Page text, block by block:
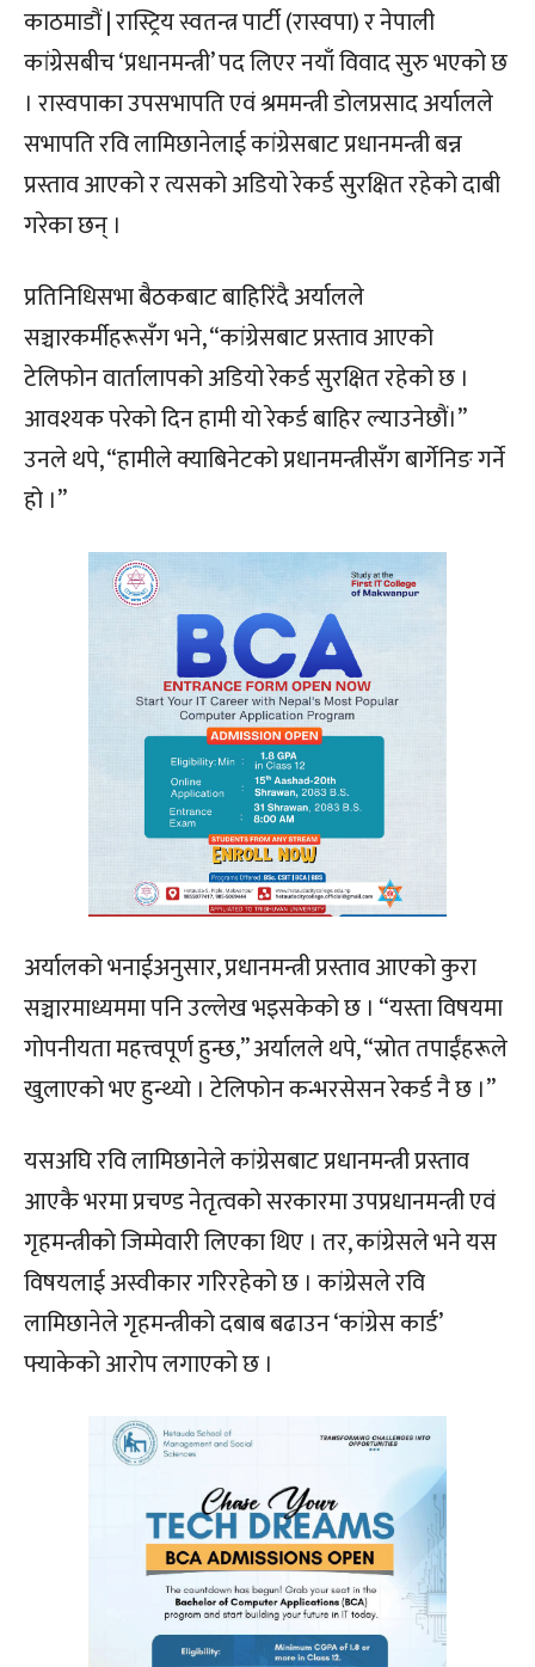
काठमाडौं | रास्ट्रिय स्वतन्त्र पार्टी (रास्वपा) र नेपाली
कांग्रेसबीच ‘प्रधानमन्त्री’ पद लिएर नयाँ विवाद सुरु भएको छ
। रास्वपाका उपसभापति एवं श्रममन्त्री डोलप्रसाद अर्यालले
सभापति रवि लामिछानेलाई कांग्रेसबाट प्रधानमन्त्री बन्न
प्रस्ताव आएको र त्यसको अडियो रेकर्ड सुरक्षित रहेको दाबी
गरेका छन् ।
प्रतिनिधिसभा बैठकबाट बाहिरिंदै अर्यालले
सञ्चारकर्मीहरूसँग भने, “कांग्रेसबाट प्रस्ताव आएको
टेलिफोन वार्तालापको अडियो रेकर्ड सुरक्षित रहेको छ ।
आवश्यक परेको दिन हामी यो रेकर्ड बाहिर ल्याउनेछौं।”
उनले थपे, “हामीले क्याबिनेटको प्रधानमन्त्रीसँग बार्गेनिङ गर्ने
हो ।”
अर्यालको भनाईअनुसार, प्रधानमन्त्री प्रस्ताव आएको कुरा
सञ्चारमाध्यममा पनि उल्लेख भइसकेको छ । “यस्ता विषयमा
गोपनीयता महत्त्वपूर्ण हुन्छ,” अर्यालले थपे, “स्रोत तपाईंहरूले
खुलाएको भए हुन्थ्यो । टेलिफोन कन्भरसेसन रेकर्ड नै छ ।”
यसअघि रवि लामिछानेले कांग्रेसबाट प्रधानमन्त्री प्रस्ताव
आएकै भरमा प्रचण्ड नेतृत्वको सरकारमा उपप्रधानमन्त्री एवं
गृहमन्त्रीको जिम्मेवारी लिएका थिए । तर, कांग्रेसले भने यस
विषयलाई अस्वीकार गरिरहेको छ । कांग्रेसले रवि
लामिछानेले गृहमन्त्रीको दबाब बढाउन ‘कांग्रेस कार्ड’
फ्याकेको आरोप लगाएको छ ।